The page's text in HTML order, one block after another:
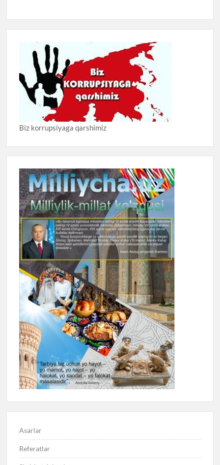
Biz korrupsiyaga qarshimiz
Asarlar
Referatlar